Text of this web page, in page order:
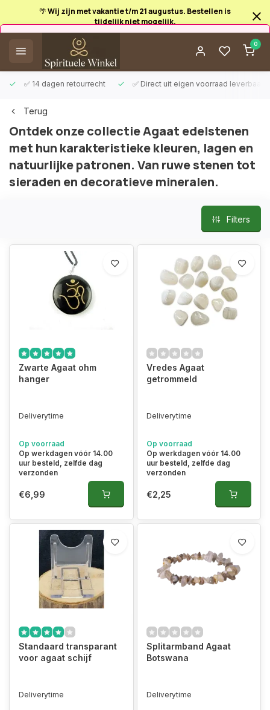
🌴 Wij zijn met vakantie t/m 21 augustus. Bestellen is
tijdelijk niet mogelijk.
0
✅ 14 dagen retourrecht ✅ Direct uit eigen voorraad leverbaar
Afrekenen is uitgeschakeld.
Terug
Ontdek onze collectie Agaat edelstenen
met hun karakteristieke kleuren, lagen en
natuurlijke patronen. Van ruwe stenen tot
sieraden en decoratieve mineralen.
Filters
Zwarte Agaat ohm
hanger
Deliverytime
Op voorraad
Op werkdagen vóór 14.00
uur besteld, zelfde dag
verzonden
€6,99
Vredes Agaat
getrommeld
Deliverytime
Op voorraad
Op werkdagen vóór 14.00
uur besteld, zelfde dag
verzonden
€2,25
Standaard transparant
voor agaat schijf
Deliverytime
Splitarmband Agaat
Botswana
Deliverytime